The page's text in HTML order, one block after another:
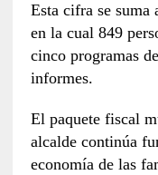
Esta cifra se suma
en la cual 849
cinco programas
informes.
El paquete fiscal
alcalde continúa
economía de las